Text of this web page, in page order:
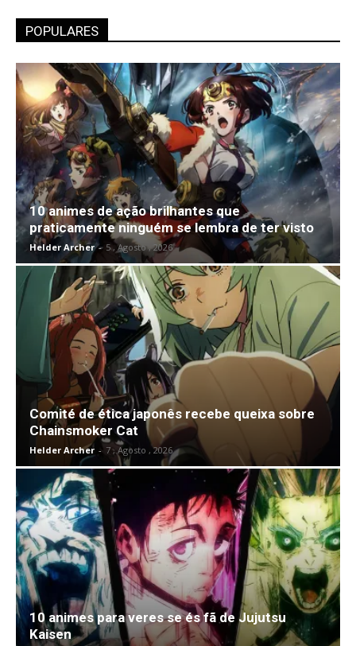
POPULARES
10 animes de ação brilhantes que
praticamente ninguém se lembra de ter visto
Helder Archer - 5 , Agosto , 2026
Comité de ética japonês recebe queixa sobre
Chainsmoker Cat
Helder Archer - 7 , Agosto , 2026
10 animes para veres se és fã de Jujutsu
Kaisen